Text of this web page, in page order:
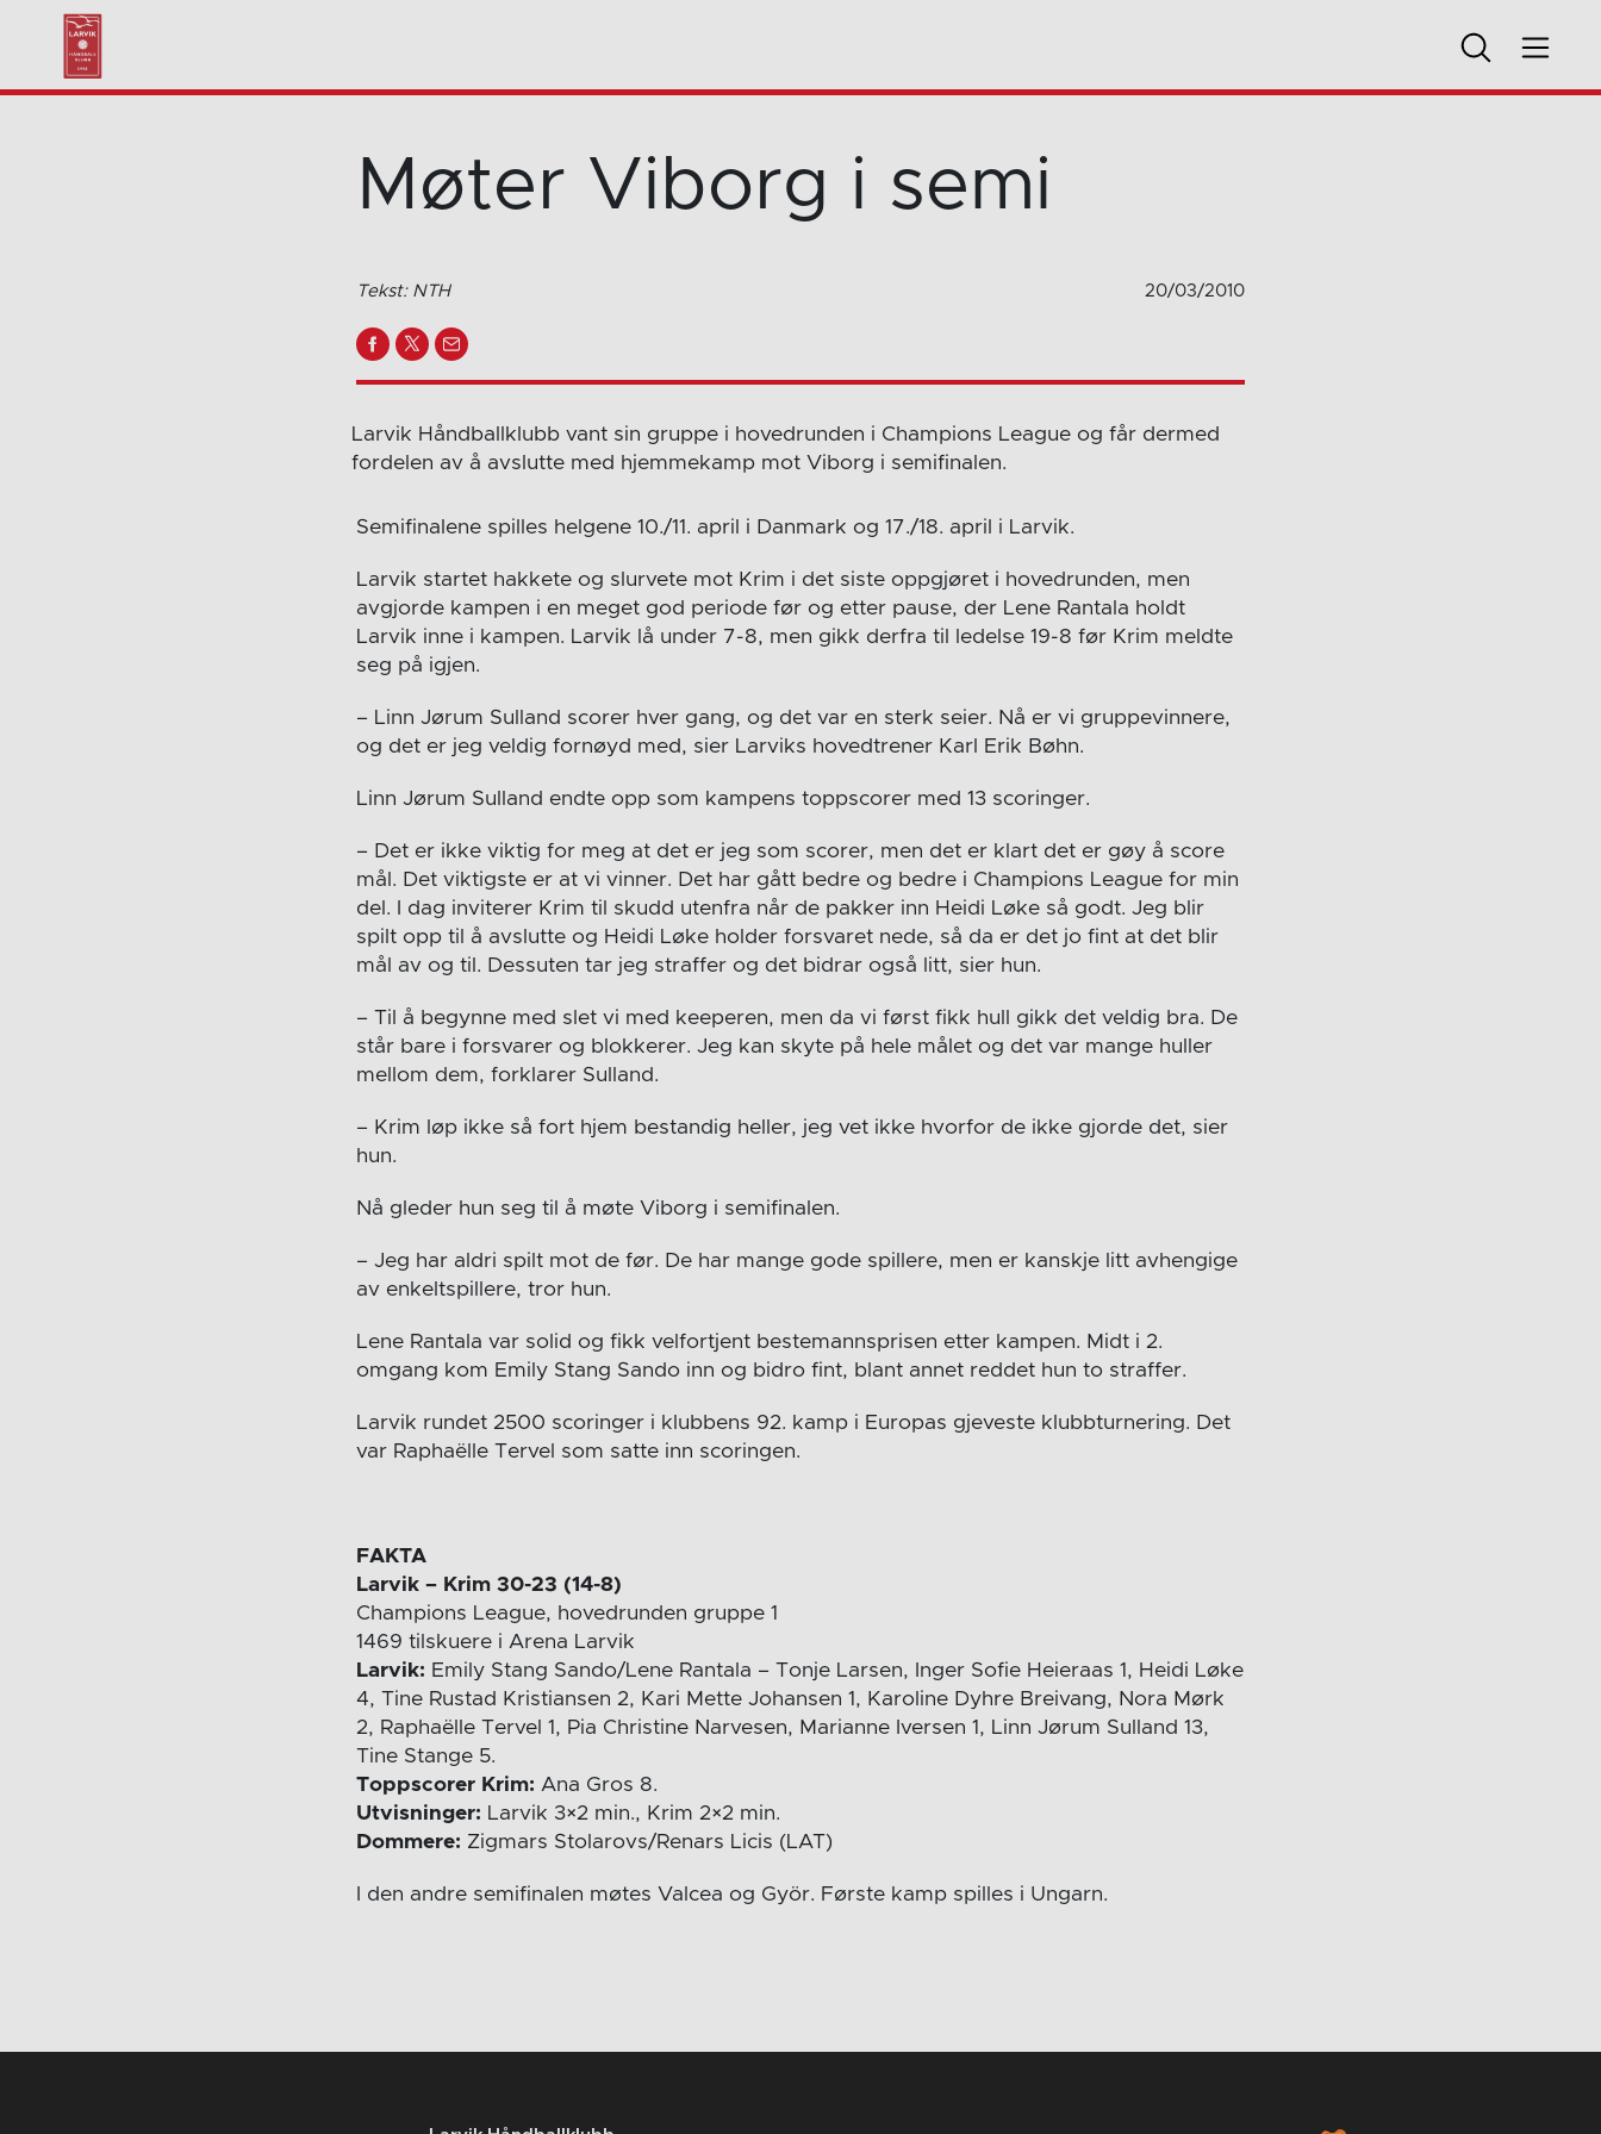
Møter Viborg i semi
Tekst: NTH 20/03/2010
Larvik Håndballklubb vant sin gruppe i hovedrunden i Champions League og får dermed
fordelen av å avslutte med hjemmekamp mot Viborg i semifinalen.
Semifinalene spilles helgene 10./11. april i Danmark og 17./18. april i Larvik.
Larvik startet hakkete og slurvete mot Krim i det siste oppgjøret i hovedrunden, men
avgjorde kampen i en meget god periode før og etter pause, der Lene Rantala holdt
Larvik inne i kampen. Larvik lå under 7-8, men gikk derfra til ledelse 19-8 før Krim meldte
seg på igjen.
– Linn Jørum Sulland scorer hver gang, og det var en sterk seier. Nå er vi gruppevinnere,
og det er jeg veldig fornøyd med, sier Larviks hovedtrener Karl Erik Bøhn.
Linn Jørum Sulland endte opp som kampens toppscorer med 13 scoringer.
– Det er ikke viktig for meg at det er jeg som scorer, men det er klart det er gøy å score
mål. Det viktigste er at vi vinner. Det har gått bedre og bedre i Champions League for min
del. I dag inviterer Krim til skudd utenfra når de pakker inn Heidi Løke så godt. Jeg blir
spilt opp til å avslutte og Heidi Løke holder forsvaret nede, så da er det jo fint at det blir
mål av og til. Dessuten tar jeg straffer og det bidrar også litt, sier hun.
– Til å begynne med slet vi med keeperen, men da vi først fikk hull gikk det veldig bra. De
står bare i forsvarer og blokkerer. Jeg kan skyte på hele målet og det var mange huller
mellom dem, forklarer Sulland.
– Krim løp ikke så fort hjem bestandig heller, jeg vet ikke hvorfor de ikke gjorde det, sier
hun.
Nå gleder hun seg til å møte Viborg i semifinalen.
– Jeg har aldri spilt mot de før. De har mange gode spillere, men er kanskje litt avhengige
av enkeltspillere, tror hun.
Lene Rantala var solid og fikk velfortjent bestemannsprisen etter kampen. Midt i 2.
omgang kom Emily Stang Sando inn og bidro fint, blant annet reddet hun to straffer.
Larvik rundet 2500 scoringer i klubbens 92. kamp i Europas gjeveste klubbturnering. Det
var Raphaëlle Tervel som satte inn scoringen.
FAKTA
Larvik – Krim 30-23 (14-8)
Champions League, hovedrunden gruppe 1
1469 tilskuere i Arena Larvik
Larvik: Emily Stang Sando/Lene Rantala – Tonje Larsen, Inger Sofie Heieraas 1, Heidi Løke
4, Tine Rustad Kristiansen 2, Kari Mette Johansen 1, Karoline Dyhre Breivang, Nora Mørk
2, Raphaëlle Tervel 1, Pia Christine Narvesen, Marianne Iversen 1, Linn Jørum Sulland 13,
Tine Stange 5.
Toppscorer Krim: Ana Gros 8.
Utvisninger: Larvik 3×2 min., Krim 2×2 min.
Dommere: Zigmars Stolarovs/Renars Licis (LAT)
I den andre semifinalen møtes Valcea og Györ. Første kamp spilles i Ungarn.